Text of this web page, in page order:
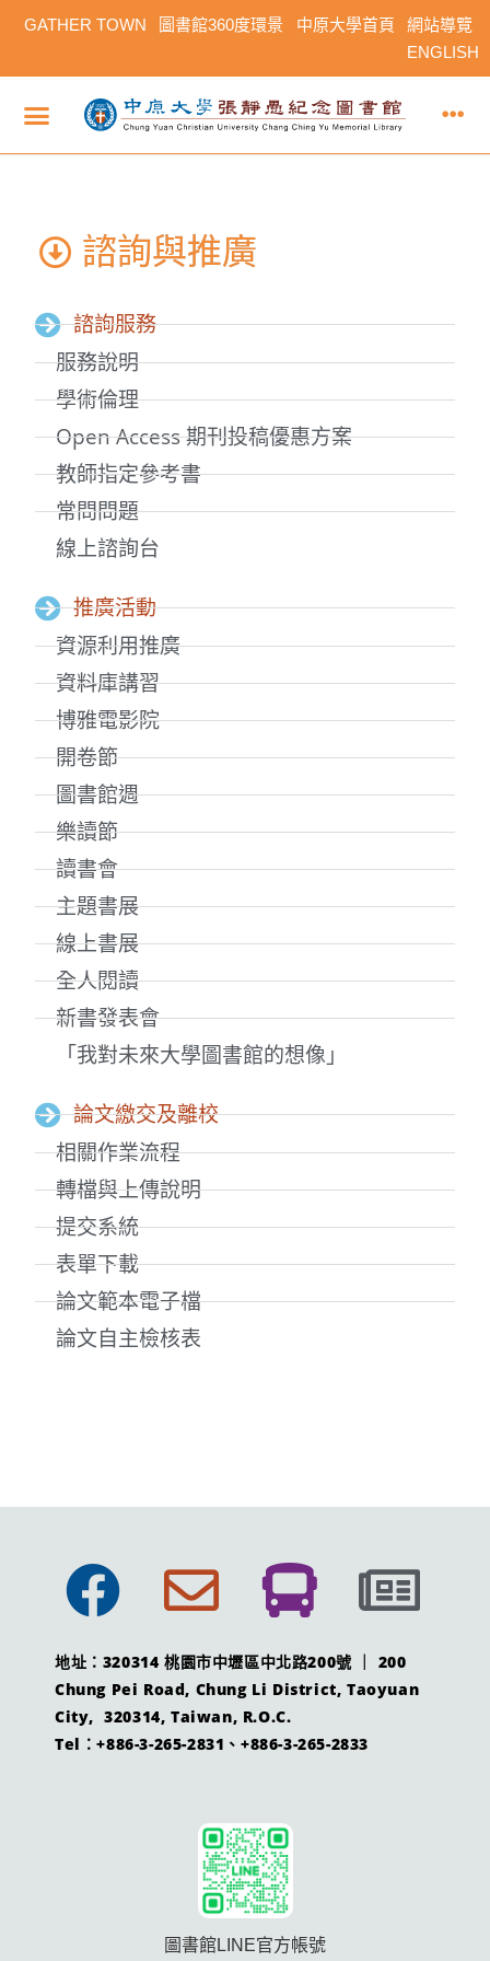
GATHER TOWN 圖書館360度環景 中原大學首頁
網站導覽
ENGLISH
諮詢與推廣
諮詢服務
服務說明
學術倫理
Open Access 期刊投稿優惠方案
教師指定參考書
常問問題
線上諮詢台
推廣活動
資源利用推廣
資料庫講習
博雅電影院
開卷節
圖書館週
樂讀節
讀書會
主題書展
線上書展
全人閱讀
新書發表會
「我對未來大學圖書館的想像」
論文繳交及離校
相關作業流程
轉檔與上傳說明
提交系統
表單下載
論文範本電子檔
論文自主檢核表
地址：320314 桃園市中壢區中北路200號 ｜ 200
Chung Pei Road, Chung Li District, Taoyuan
City, 320314, Taiwan, R.O.C.
Tel：+886-3-265-2831、+886-3-265-2833
圖書館LINE官方帳號